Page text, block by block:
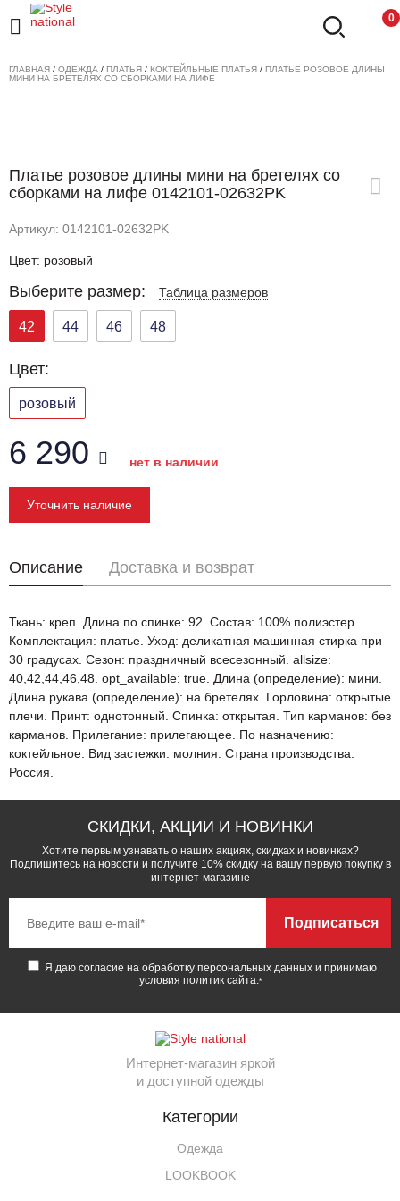
0
ГЛАВНАЯ / ОДЕЖДА / ПЛАТЬЯ / КОКТЕЙЛЬНЫЕ ПЛАТЬЯ / ПЛАТЬЕ РОЗОВОЕ ДЛИНЫ
МИНИ НА БРЕТЕЛЯХ СО СБОРКАМИ НА ЛИФЕ
Платье розовое длины мини на бретелях со
сборками на лифе 0142101-02632PK
Артикул: 0142101-02632PK
Цвет: розовый
Выберите размер: Таблица размеров
42 44 46 48
Цвет:
розовый
6 290 нет в наличии
Уточнить наличие
Описание Доставка и возврат
Ткань: креп. Длина по спинке: 92. Состав: 100% полиэстер.
Комплектация: платье. Уход: деликатная машинная стирка при
30 градусах. Сезон: праздничный всесезонный. allsize:
40,42,44,46,48. opt_available: true. Длина (определение): мини.
Длина рукава (определение): на бретелях. Горловина: открытые
плечи. Принт: однотонный. Спинка: открытая. Тип карманов: без
карманов. Прилегание: прилегающее. По назначению:
коктейльное. Вид застежки: молния. Страна производства:
Россия.
СКИДКИ, АКЦИИ И НОВИНКИ
Хотите первым узнавать о наших акциях, скидках и новинках?
Подпишитесь на новости и получите 10% скидку на вашу первую покупку в
интернет-магазине
Я даю согласие на обработку персональных данных и принимаю
условия политик сайта.*
Подписаться
Интернет-магазин яркой
и доступной одежды
Категории
Одежда
LOOKBOOK